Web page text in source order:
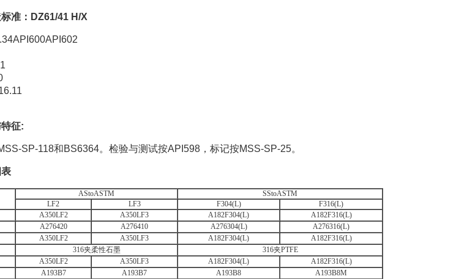
准：DZ61/41 H/X
征:
SP-118和BS6364。检验与测试按API598，标记按MSS-SP-25。
AStoASTM
SStoASTM
LF2
LF3 F304(L)
F316(L)
A350LF2 A350LF3 A182F304(L)
A182F316(L)
A276420 A276410 A276304(L)
A276316(L)
A350LF2 A350LF3 A182F304(L)
A182F316(L)
316夹柔性石墨
316夹PTFE
A350LF2 A350LF3 A182F304(L)
A182F316(L)
A193B7 A193B7 A193B8
A193B8M